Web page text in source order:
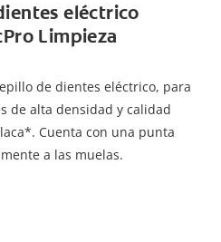
eléctrico
Limpieza
de dientes eléctrico, para
de alta densidad y calidad
Cuenta con una punta
a las muelas.